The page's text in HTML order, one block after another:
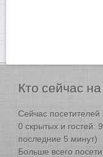
Кто сейчас
Сейчас
0 скрытых и гостей:
последние 5 минут)
Больше всего